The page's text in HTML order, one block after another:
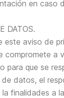
en caso
DATOS.
este aviso de
compromete a
para que se
datos, el
finalidades a